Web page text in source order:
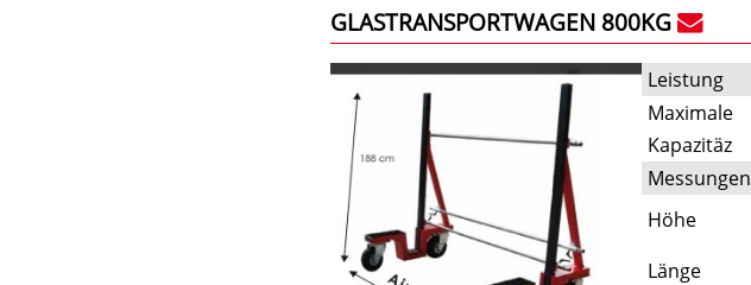
GLASTRANSPORTWAGEN 800KG
Leistung
Maximale
Kapazitäz
Messungen
Höhe
Länge